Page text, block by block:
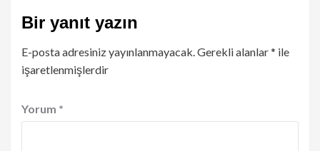
Bir yanıt yazın
E-posta adresiniz yayınlanmayacak.Gerekli alanlar* ile
işaretlenmişlerdir
Yorum *